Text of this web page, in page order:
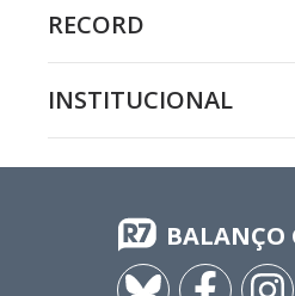
RECORD
INSTITUCIONAL
BALANÇO